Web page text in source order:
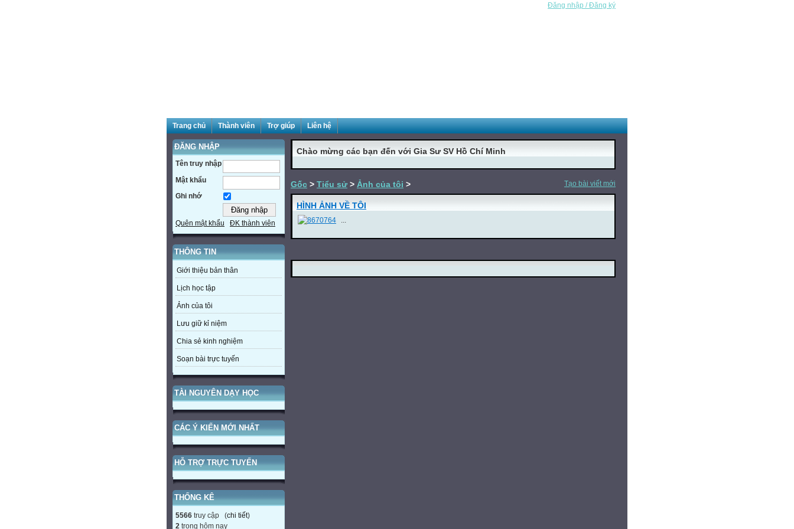
Đăng nhập / Đăng ký
Trang chủ Thành viên Trợ giúp Liên hệ
ĐĂNG NHẬP
Tên truy nhập
Mật khẩu
Ghi nhớ
Quên mật khẩu ĐK thành viên
THÔNG TIN
Giới thiệu bản thân
Lịch học tập
Ảnh của tôi
Lưu giữ kỉ niệm
Chia sẻ kinh nghiệm
Soạn bài trực tuyến
TÀI NGUYÊN DẠY HỌC
CÁC Ý KIẾN MỚI NHẤT
HỖ TRỢ TRỰC TUYẾN
THỐNG KÊ
5566 truy cập (chi tiết)
2 trong hôm nay
Chào mừng các bạn đến với Gia Sư SV Hồ Chí Minh
Gốc > Tiểu sử > Ảnh của tôi > Tạo bài viết mới
HÌNH ẢNH VỀ TÔI
...